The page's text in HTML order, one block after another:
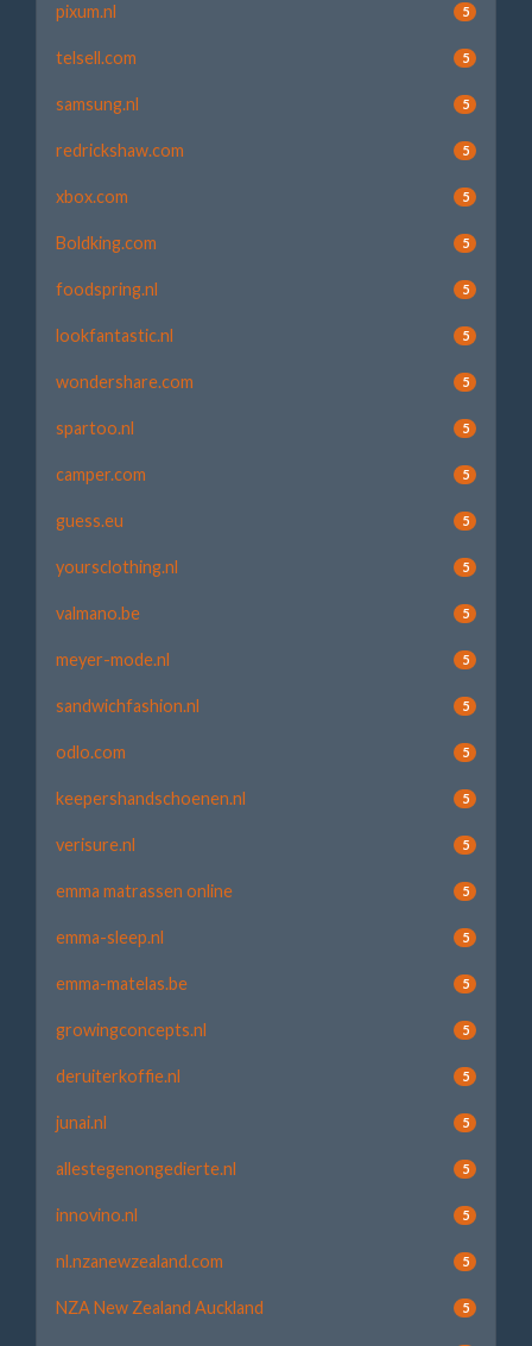
pixum.nl 5
telsell.com 5
samsung.nl 5
redrickshaw.com 5
xbox.com 5
Boldking.com 5
foodspring.nl 5
lookfantastic.nl 5
wondershare.com 5
spartoo.nl 5
camper.com 5
guess.eu 5
yoursclothing.nl 5
valmano.be 5
meyer-mode.nl 5
sandwichfashion.nl 5
odlo.com 5
keepershandschoenen.nl 5
verisure.nl 5
emma matrassen online 5
emma-sleep.nl 5
emma-matelas.be 5
growingconcepts.nl 5
deruiterkoffie.nl 5
junai.nl 5
allestegenongedierte.nl 5
innovino.nl 5
nl.nzanewzealand.com 5
NZA New Zealand Auckland 5